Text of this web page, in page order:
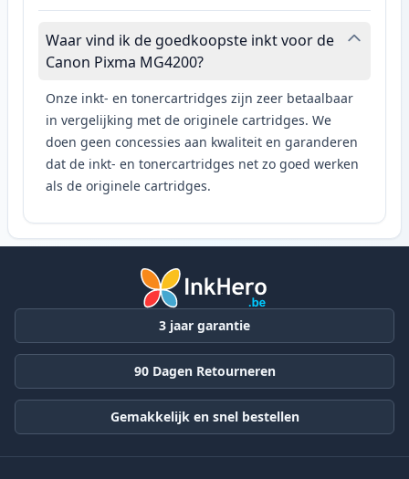
Waar vind ik de goedkoopste inkt voor de
Canon Pixma MG4200?
Onze inkt- en tonercartridges zijn zeer betaalbaar
in vergelijking met de originele cartridges. We
doen geen concessies aan kwaliteit en garanderen
dat de inkt- en tonercartridges net zo goed werken
als de originele cartridges.
3 jaar garantie
90 Dagen Retourneren
Gemakkelijk en snel bestellen